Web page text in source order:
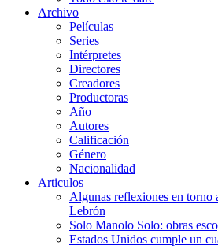
Archivo
Películas
Series
Intérpretes
Directores
Creadores
Productoras
Año
Autores
Calificación
Género
Nacionalidad
Articulos
Algunas reflexiones en torno
Lebrón
Solo Manolo Solo: obras
Estados Unidos cumple un